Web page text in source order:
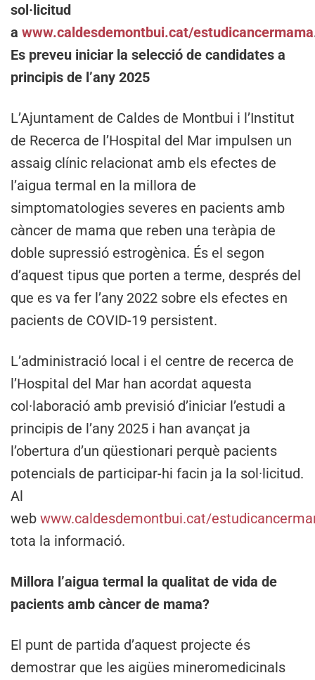
sol·licitud
a www.caldesdemontbui.cat/estudicancermama
Es preveu iniciar la selecció de candidates a
principis de l’any 2025
L’Ajuntament de Caldes de Montbui i l’Institut
de Recerca de l’Hospital del Mar impulsen un
assaig clínic relacionat amb els efectes de
l’aigua termal en la millora de
simptomatologies severes en pacients amb
càncer de mama que reben una teràpia de
doble supressió estrogènica. És el segon
d’aquest tipus que porten a terme, després del
que es va fer l’any 2022 sobre els efectes en
pacients de COVID-19 persistent.
L’administració local i el centre de recerca de
l’Hospital del Mar han acordat aquesta
col·laboració amb previsió d’iniciar l’estudi a
principis de l’any 2025 i han avançat ja
l’obertura d’un qüestionari perquè pacients
potencials de participar-hi facin ja la sol·licitud.
Al
web www.caldesdemontbui.cat/
tota la informació.
Millora l’aigua termal la qualitat de vida de
pacients amb càncer de mama?
El punt de partida d’aquest projecte és
demostrar que les aigües mineromedicinals